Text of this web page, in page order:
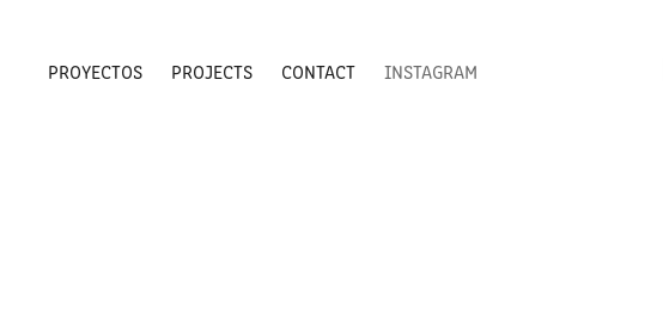
PROYECTOS PROJECTS CONTACT INSTAGRAM